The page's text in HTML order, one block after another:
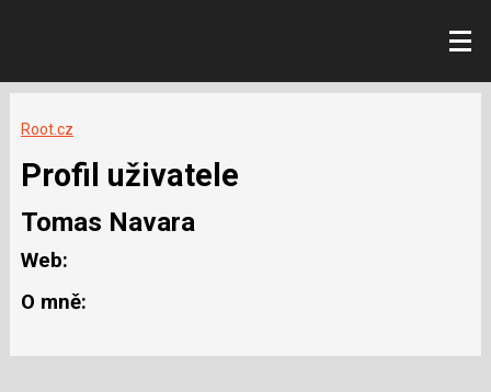
Root.cz
Profil uživatele
Tomas Navara
Web:
O mně: